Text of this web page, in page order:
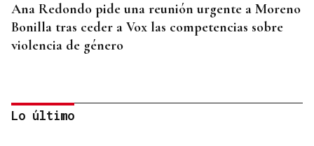
Ana Redondo pide una reunión urgente a Moreno
Bonilla tras ceder a Vox las competencias sobre
violencia de género
Lo último